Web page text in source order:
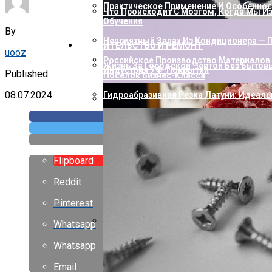
Как Пополнить Стим: Способы,
Практическое Применение И
Насколько Близки Латынь И
Лингвистическое Исследование
Что Происходит С Мозгом, Когда Мы
Обучения
Неприятный Запах Из Кондиционера —
Российское Производство
Индустрия УФ-Покрытий
СТРОИТЕЛЬСТВО И РЕМОНТ
Жизнь За Городской Чертой Без
Посёлок Бизнес-Класса
Гидроабразивная Резка Латуни:
By
uooz
Published
08.07.2024
Flipboard
Reddit
Pinterest
Whatsapp
Whatsapp
Email